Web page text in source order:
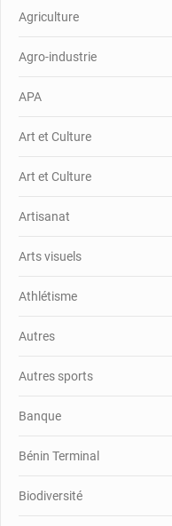
Agriculture
Agro-industrie
APA
Art et Culture
Art et Culture
Artisanat
Arts visuels
Athlétisme
Autres
Autres sports
Banque
Bénin Terminal
Biodiversité